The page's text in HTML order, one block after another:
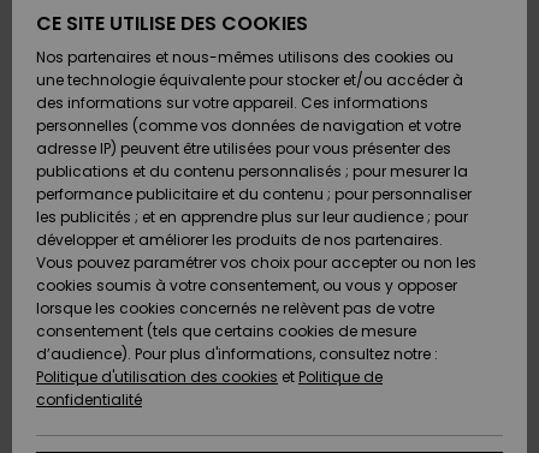
Chaussures
& Tongs
Surf
Snow
Nouveautés
A
Chaussures
& Tongs
Surf
Snow
Nouveautés
A
FEMME
A
Découvrir
Snow
SURF
Enfant
Highlights
Communauté
SNOW
Snow
Shop
Enfant
Snow
Shop
Femme
A
Découvrir
Communauté
VENTE
FLASH
Enfant
Outlet
Femme
Préférences
Langue Et
Région
AIDE &
Retours
Paiement
Carte
Cadeau
Quiksilver
Freedom
Protection
des données
CE SITE UTILISE DES COOKIES
Nos partenaires et nous-mêmes utilisons des cookies ou
une technologie équivalente pour stocker et/ou accéder à
des informations sur votre appareil. Ces informations
personnelles (comme vos données de navigation et votre
adresse IP) peuvent être utilisées pour vous présenter des
publications et du contenu personnalisés ; pour mesurer la
performance publicitaire et du contenu ; pour personnaliser
les publicités ; et en apprendre plus sur leur audience ; pour
développer et améliorer les produits de nos partenaires.
Vous pouvez paramétrer vos choix pour accepter ou non les
cookies soumis à votre consentement, ou vous y opposer
lorsque les cookies concernés ne relèvent pas de votre
consentement (tels que certains cookies de mesure
d’audience). Pour plus d'informations, consultez notre :
Politique d'utilisation des cookies et Politique de
confidentialité